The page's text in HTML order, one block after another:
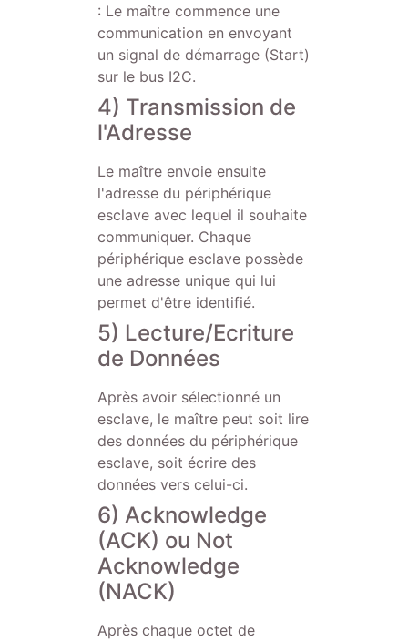
: Le maître commence une
communication en envoyant
un signal de démarrage (Start)
sur le bus I2C.
4) Transmission de
l'Adresse
Le maître envoie ensuite
l'adresse du périphérique
esclave avec lequel il souhaite
communiquer. Chaque
périphérique esclave possède
une adresse unique qui lui
permet d'être identifié.
5) Lecture/Ecriture
de Données
Après avoir sélectionné un
esclave, le maître peut soit lire
des données du périphérique
esclave, soit écrire des
données vers celui-ci.
6) Acknowledge
(ACK) ou Not
Acknowledge
(NACK)
Après chaque octet de